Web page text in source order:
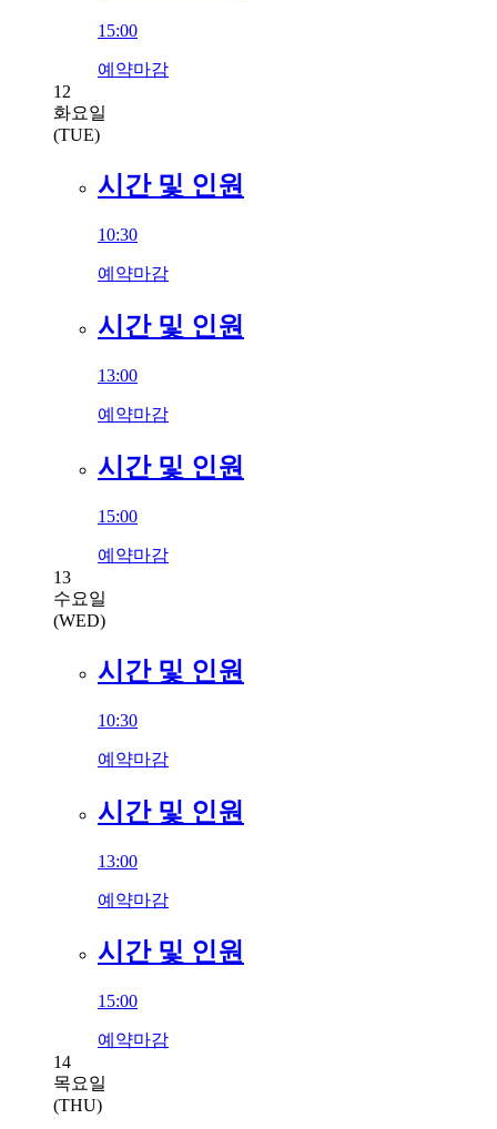
15:00
예약마감
12
화요일
(TUE)
시간 및 인원
10:30
예약마감
시간 및 인원
13:00
예약마감
시간 및 인원
15:00
예약마감
13
수요일
(WED)
시간 및 인원
10:30
예약마감
시간 및 인원
13:00
예약마감
시간 및 인원
15:00
예약마감
14
목요일
(THU)